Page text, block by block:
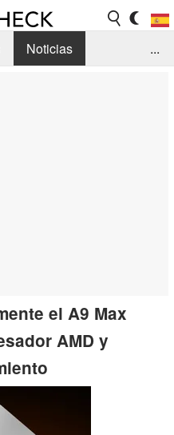
Noticias
...
el A9 Max
AMD y